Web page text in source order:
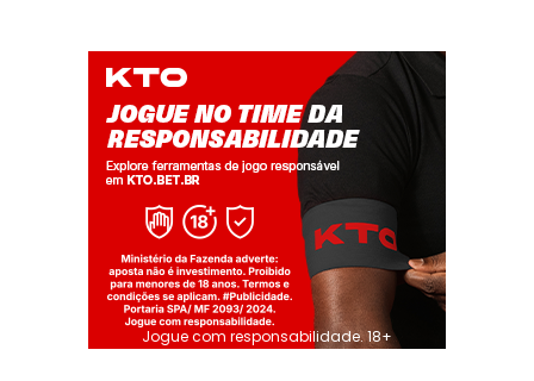
Jogue com responsabilidade. 18+